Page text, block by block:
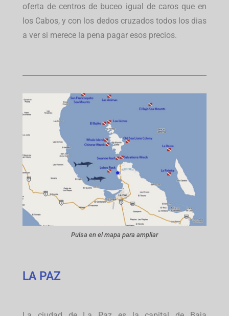
oferta de centros de buceo igual de caros que en
los Cabos, y con los dedos cruzados todos los dias
a ver si merece la pena pagar esos precios.
Pulsa en el mapa para ampliar
LA PAZ